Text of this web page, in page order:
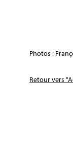
Photos :
Retour vers